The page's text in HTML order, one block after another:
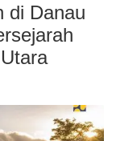
di Danau